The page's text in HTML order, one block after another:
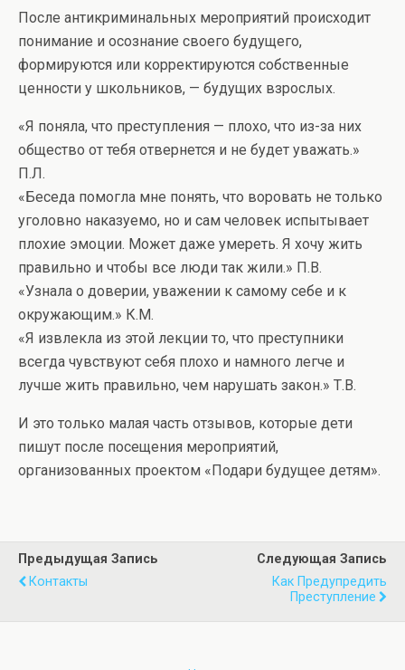
После антикриминальных мероприятий происходит
понимание и осознание своего будущего,
формируются или корректируются собственные
ценности у школьников, — будущих взрослых.
«Я поняла, что преступления — плохо, что из-за них
общество от тебя отвернется и не будет уважать.»
П.Л.
«Беседа помогла мне понять, что воровать не только
уголовно наказуемо, но и сам человек испытывает
плохие эмоции. Может даже умереть. Я хочу жить
правильно и чтобы все люди так жили.» П.В.
«Узнала о доверии, уважении к самому себе и к
окружающим.» К.М.
«Я извлекла из этой лекции то, что преступники
всегда чувствуют себя плохо и намного легче и
лучше жить правильно, чем нарушать закон.» Т.В.
И это только малая часть отзывов, которые дети
пишут после посещения мероприятий,
организованных проектом «Подари будущее детям».
Предыдущая Запись
Контакты
Следующая Запись
Как Предупредить
Преступление